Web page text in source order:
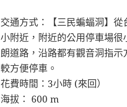
交通方式：【三民蝙蝠洞】
小附近，附近的公用停車場
朗道路，沿路都有觀音洞指
較方便停車。
花費時間：3小時 (來回）
海拔： 600 m